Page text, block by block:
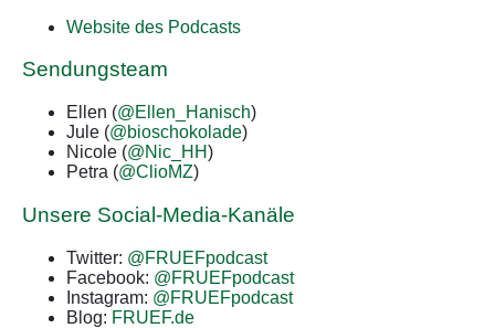
Website des Podcasts
Sendungsteam
Ellen (@Ellen_Hanisch)
Jule (@bioschokolade)
Nicole (@Nic_HH)
Petra (@ClioMZ)
Unsere Social-Media-Kanäle
Twitter: @FRUEFpodcast
Facebook: @FRUEFpodcast
Instagram: @FRUEFpodcast
Blog: FRUEF.de